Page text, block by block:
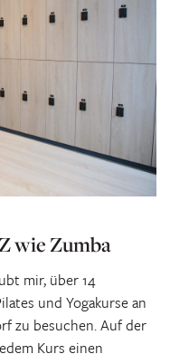
wie Zumba
mir, über 14
und Yogakurse an
zu besuchen. Auf der
Kurs einen